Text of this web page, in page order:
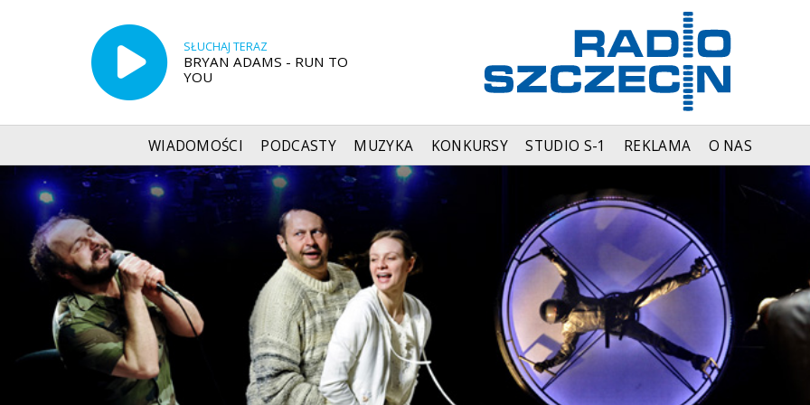
SŁUCHAJ TERAZ
BRYAN ADAMS - RUN TO
YOU
WIADOMOŚCI PODCASTY MUZYKA KONKURSY STUDIO S-1 REKLAMA O NAS